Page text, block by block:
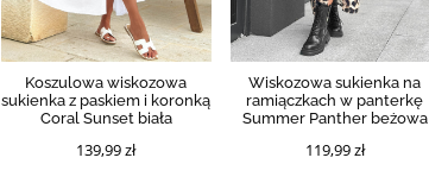
Koszulowa wiskozowa
sukienka z paskiem i koronką
Coral Sunset biała
139,99 zł
Wiskozowa sukienka na
ramiączkach w panterkę
Summer Panther beżowa
119,99 zł